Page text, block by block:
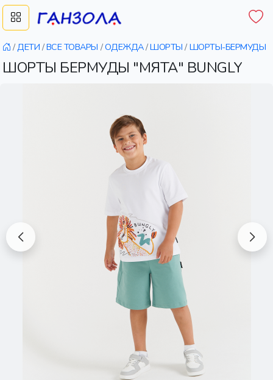
/ДЕТИ /ВСЕ ТОВАРЫ /ОДЕЖДА/ШОРТЫ / ШОРТЫ-БЕРМУДЫ
ШОРТЫ БЕРМУДЫ "МЯТА" BUNGLY